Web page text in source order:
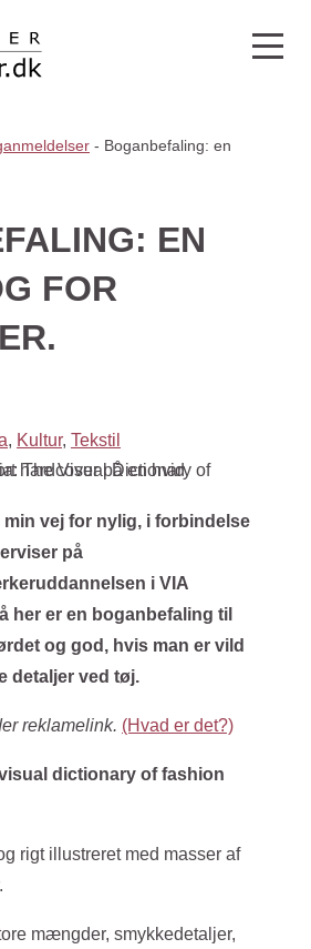
- Boganbefaling: en
EN
FOR
, Kultur, Tekstil
vej for nylig, i forbindelse
på
i VIA
her er en boganbefaling til
og god, hvis man er vild
detaljer ved tøj.
reklamelink. (Hvad er det?)
dictionary of fashion
rigt illustreret med masser af
mængder, smykkedetaljer,